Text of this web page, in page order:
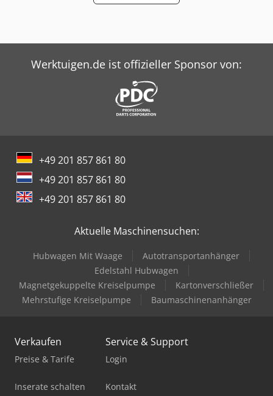
Werktuigen.de ist offizieller Sponsor von:
+49 201 857 861 80
+49 201 857 861 80
+49 201 857 861 80
Aktuelle Maschinensuchen:
Hubwagen Mit Waage
Autotransportanhänger
Edelstahl Hubwagen
Magnetgekuppelte Kreiselpumpe
Kartonverschließer
Mehrstufige Kreiselpumpe
Baumaschinenanhänger
Verkaufen
Preise & Tarife
Inserate schalten
Service & Support
Login
Kontakt